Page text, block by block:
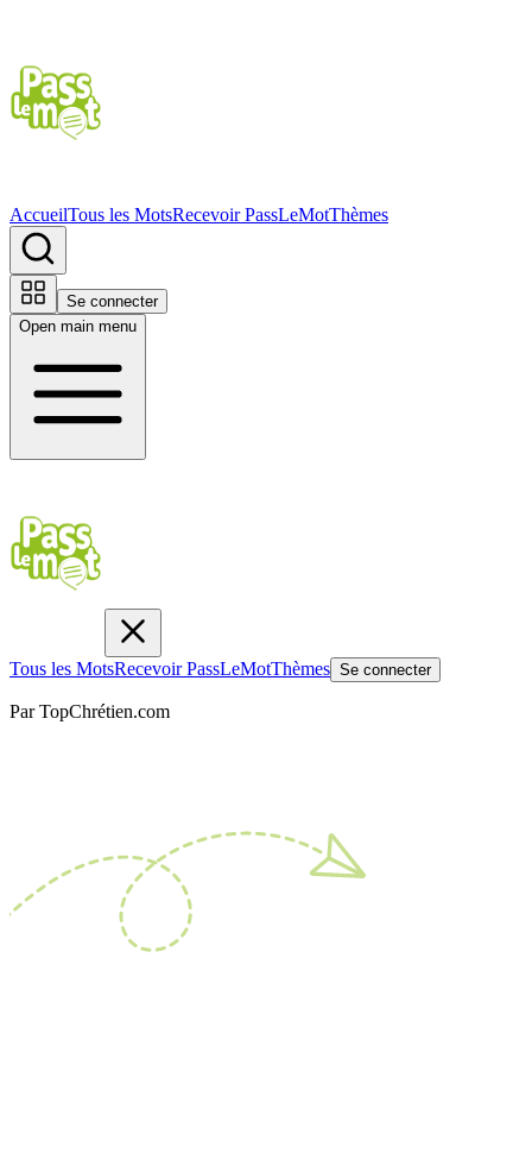
AccueilTous les MotsRecevoir PassLeMotThèmes
Se connecter
Open main menu
Tous les MotsRecevoir PassLeMotThèmes Se connecter
Par TopChrétien.com